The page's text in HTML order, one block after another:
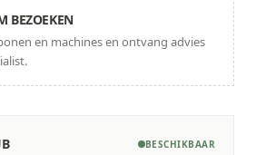
BEZOEKEN
en machines en ontvang advies
BESCHIKBAAR